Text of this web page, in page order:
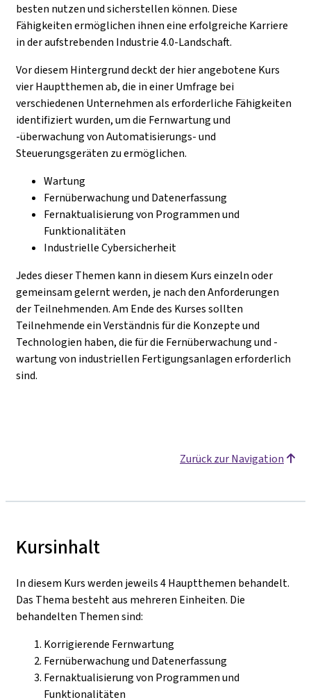
besten nutzen und sicherstellen können. Diese
Fähigkeiten ermöglichen ihnen eine erfolgreiche Karriere
in der aufstrebenden Industrie 4.0-Landschaft.
Vor diesem Hintergrund deckt der hier angebotene Kurs
vier Hauptthemen ab, die in einer Umfrage bei
verschiedenen Unternehmen als erforderliche Fähigkeiten
identifiziert wurden, um die Fernwartung und
-überwachung von Automatisierungs- und
Steuerungsgeräten zu ermöglichen.
Wartung
Fernüberwachung und Datenerfassung
Fernaktualisierung von Programmen und
Funktionalitäten
Industrielle Cybersicherheit
Jedes dieser Themen kann in diesem Kurs einzeln oder
gemeinsam gelernt werden, je nach den Anforderungen
der Teilnehmenden. Am Ende des Kurses sollten
Teilnehmende ein Verständnis für die Konzepte und
Technologien haben, die für die Fernüberwachung und -
wartung von industriellen Fertigungsanlagen erforderlich
sind.
Zurück zur Navigation
Kursinhalt
In diesem Kurs werden jeweils 4 Hauptthemen behandelt.
Das Thema besteht aus mehreren Einheiten. Die
behandelten Themen sind:
Korrigierende Fernwartung
Fernüberwachung und Datenerfassung
Fernaktualisierung von Programmen und
Funktionalitäten